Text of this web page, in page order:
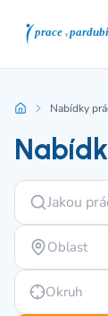
Nabídky
Oblast
Okruh